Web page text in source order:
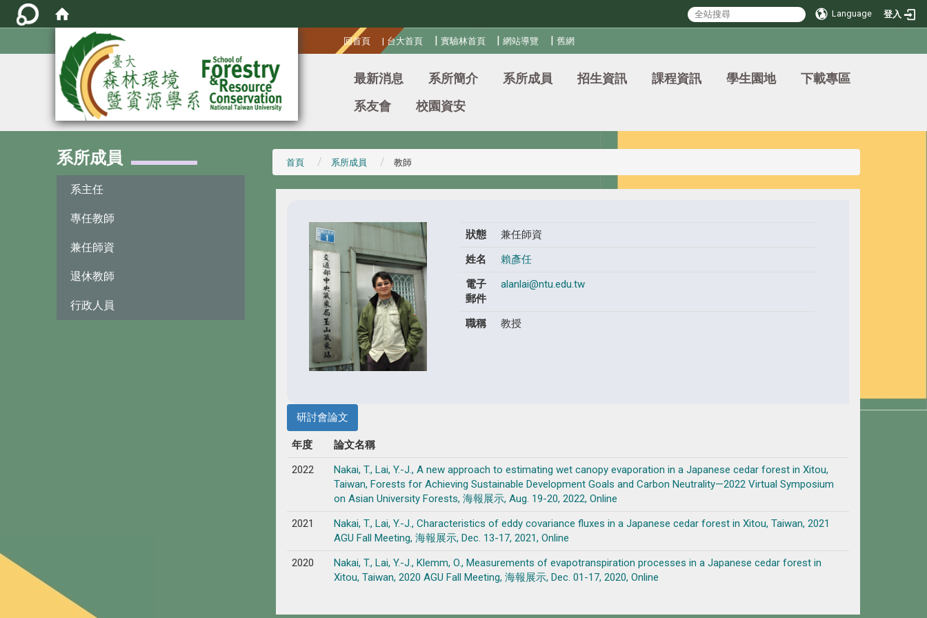
Language 登入
回首頁 | 台大首頁 | 實驗林首頁 |網站導覽 |舊網
最新消息 系所簡介 系所成員 招生資訊 課程資訊 學生園地
下載專區
系友會
校園資安
系所成員
系主任
專任教師
兼任師資
退休教師
行政人員
首頁 系所成員 教師
狀態
兼任師資
姓名
賴彥任
電子
郵件
alanlai@ntu.edu.tw
職稱 教授
研討會論文
年度
論文名稱
2022
Nakai, T., Lai, Y.-J., A new approach to estimating wet canopy evaporation in a Japanese cedar forest in Xitou,
Taiwan, Forests for Achieving Sustainable Development Goals and Carbon Neutrality—2022 Virtual Symposium
on Asian University Forests, 海報展示, Aug. 19-20, 2022, Online
2021
Nakai, T., Lai, Y.-J., Characteristics of eddy covariance fluxes in a Japanese cedar forest in Xitou, Taiwan, 2021
AGU Fall Meeting, 海報展示, Dec. 13-17, 2021, Online
2020
Nakai, T., Lai, Y.-J., Klemm, O., Measurements of evapotranspiration processes in a Japanese cedar forest in
Xitou, Taiwan, 2020 AGU Fall Meeting, 海報展示, Dec. 01-17, 2020, Online